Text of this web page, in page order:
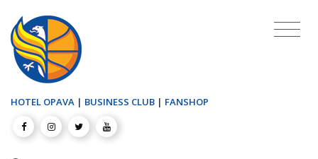
HOTEL OPAVA | BUSINESS CLUB | FANSHOP